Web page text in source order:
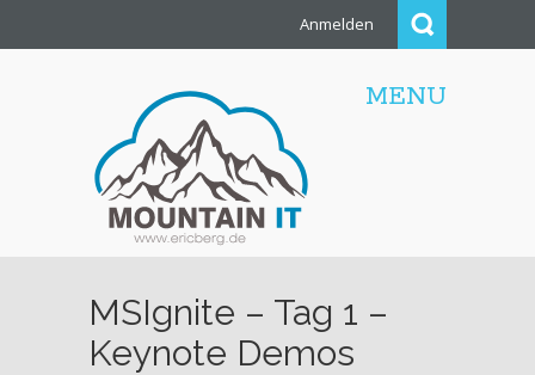
Anmelden
MENU
MSIgnite – Tag 1 –
Keynote Demos